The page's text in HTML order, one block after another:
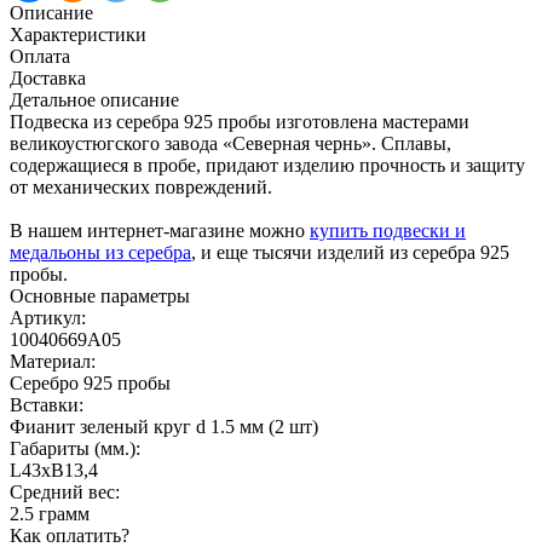
Описание
Характеристики
Оплата
Доставка
Детальное описание
Подвеска из серебра 925 пробы изготовлена мастерами
великоустюгского завода «Северная чернь». Сплавы,
содержащиеся в пробе, придают изделию прочность и защиту
от механических повреждений.
В нашем интернет-магазине можно купить подвески и
медальоны из серебра, и еще тысячи изделий из серебра 925
пробы.
Основные параметры
Артикул:
10040669А05
Материал:
Серебро 925 пробы
Вставки:
Фианит зеленый круг d 1.5 мм (2 шт)
Габариты (мм.):
L43хB13,4
Средний вес:
2.5 грамм
Как оплатить?